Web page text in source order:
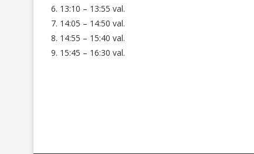
6. 13:10 – 13:55 val.
7. 14:05 – 14:50 val.
8. 14:55 – 15:40 val.
9. 15:45 – 16:30 val.